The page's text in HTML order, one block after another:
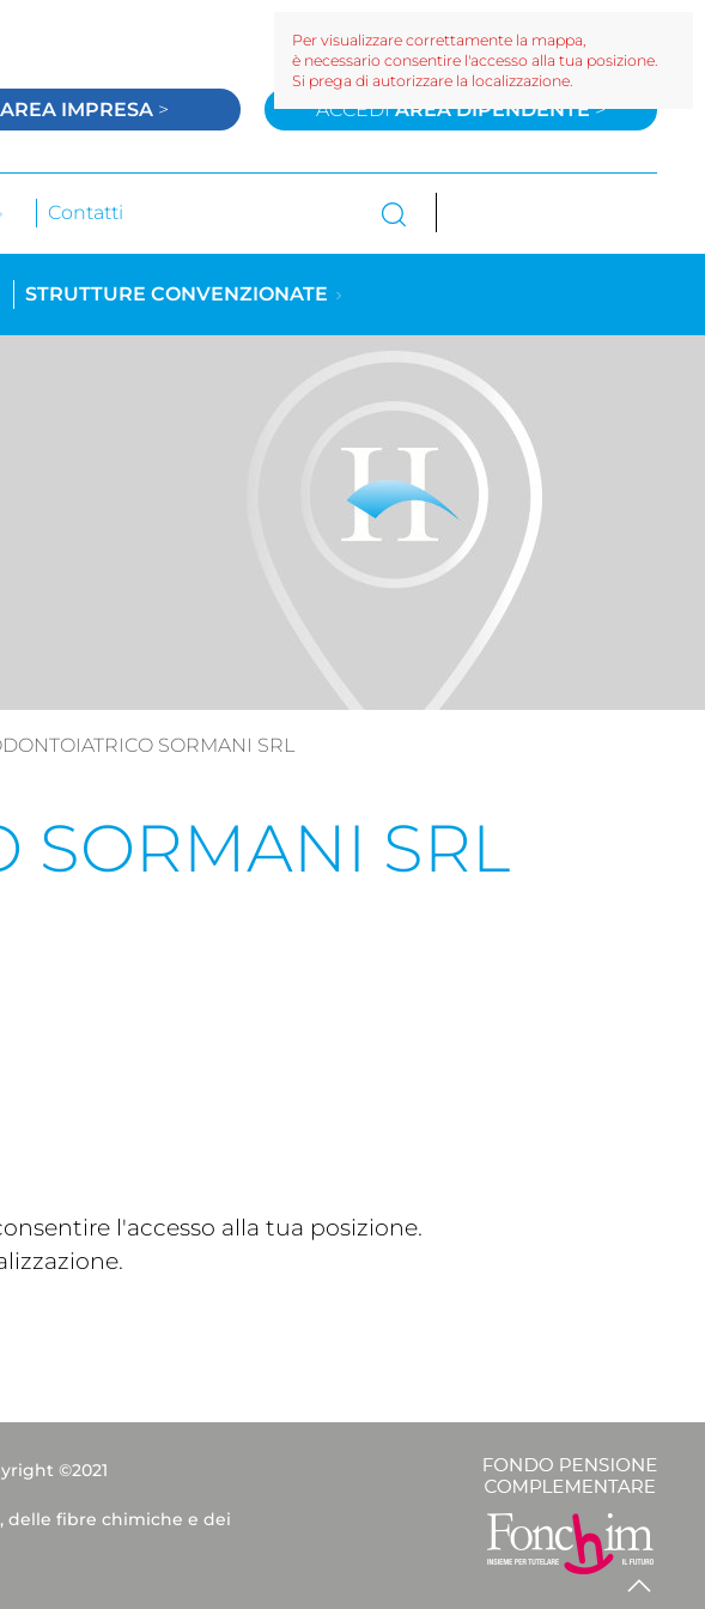
AREA IMPRESA > ACCEDIAREA DIPENDENTE>
Contatti
STRUTTURE CONVENZIONATE
SORMANI SRL
SORMANI SRL
l'accesso alla tua posizione.
©2021
delle fibre chimiche e dei
Per visualizzare correttamente la mappa,
è necessario consentire l'accesso alla tua posizione.
Si prega di autorizzare la localizzazione.